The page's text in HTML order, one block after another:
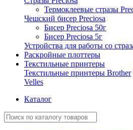
Термоклеевые стразы
Чешский бисер Preciosa
Бисер Preciosa 50г
Бисер Preciosa 5г
Устройства для работы со
Раскройные плоттеры
Текстильные принтеры
Текстильные принтеры Brother
Velles
Каталог